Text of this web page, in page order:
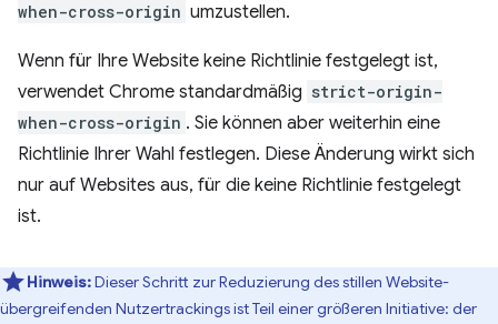
when-cross-origin umzustellen.
Wenn für Ihre Website keine Richtlinie festgelegt ist,
verwendet Chrome standardmäßig strict-origin-
when-cross-origin . Sie können aber weiterhin eine
Richtlinie Ihrer Wahl festlegen. Diese Änderung wirkt sich
nur auf Websites aus, für die keine Richtlinie festgelegt
ist.
Hinweis:Dieser Schritt zur Reduzierung des stillen Website-
übergreifenden Nutzertrackings ist Teil einer größeren Initiative: der